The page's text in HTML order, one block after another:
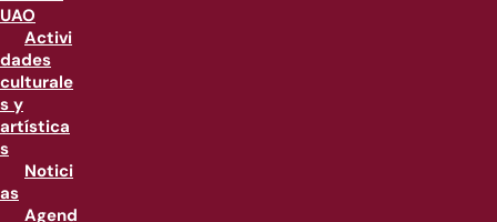
UAO
Activi
dades
culturale
s y
artística
s
Notici
as
Agend